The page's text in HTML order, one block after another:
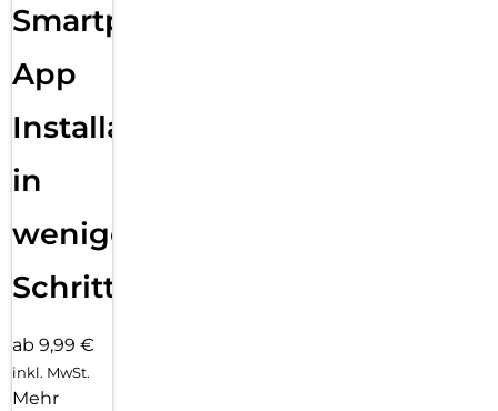
Smartphone
App
Installation
in
wenigen
Schritten
ab 9,99 €
inkl. MwSt.
Mehr